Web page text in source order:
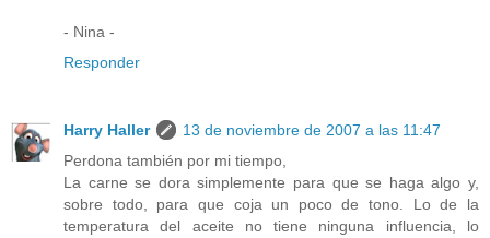
- Nina -
Responder
Harry Haller
13 de noviembre de 2007 a las 11:47
Perdona también por mi tiempo,
La carne se dora simplemente para que se haga algo y,
sobre todo, para que coja un poco de tono. Lo de la
temperatura del aceite no tiene ninguna influencia, lo